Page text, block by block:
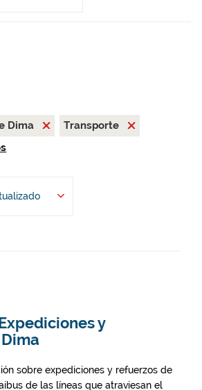
Dima
Transporte
y
sobre expediciones y refuerzos de
de las líneas que atraviesan el